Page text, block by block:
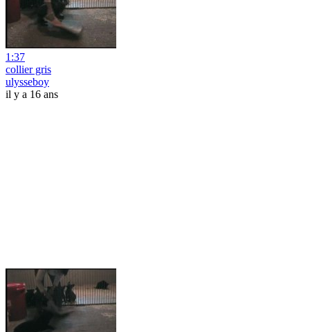
1:37
collier gris
ulysseboy
il y a 16 ans